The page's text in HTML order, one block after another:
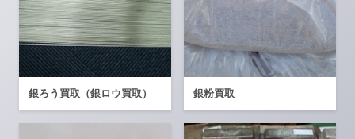
銀ろう買取（銀ロウ買取） 銀粉買取